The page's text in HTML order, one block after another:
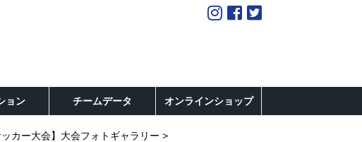
ョン チームデータ オンラインショップ
ッカー大会】大会フォトギャラリー